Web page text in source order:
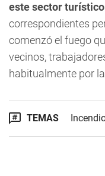
este sector
correspondientes
comenzó el fuego
vecinos,
habitualmente por
TEMAS